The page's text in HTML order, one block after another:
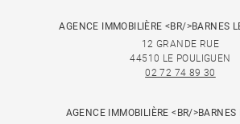
AGENCE IMMOBILIÈRE <BR/>BARNES
12 GRANDE RUE
44510 LE POULIGUEN
02 72 74 89 30
AGENCE IMMOBILIÈRE <BR/>BARNES